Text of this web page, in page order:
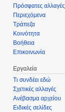
Πρόσφατες αλλαγές
Περιεχόμενα
Τράπεζα
Κοινότητα
Βοήθεια
Επικοινωνία
Εργαλεία
Τι συνδέει εδώ
Σχετικές αλλαγές
Ανέβασμα αρχείου
Ειδικές σελίδες